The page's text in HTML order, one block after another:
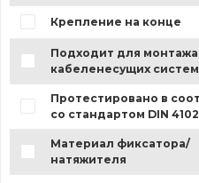
Крепление на конце
Подходит для монтажа
кабеленесущих систем
Протестировано в
со стандартом DIN
Материал фиксатора/
натяжителя